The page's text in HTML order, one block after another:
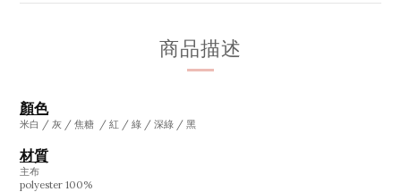
商品描述
顏色
米白 / 灰 / 焦糖 / 紅 / 綠 / 深綠 / 黑
材質
主布
polyester 100%